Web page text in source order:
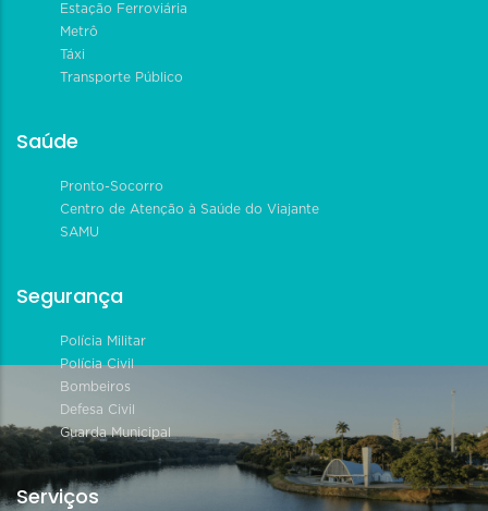
Estação Ferroviária
Metrô
Táxi
Transporte Público
Saúde
Pronto-Socorro
Centro de Atenção à Saúde do Viajante
SAMU
Segurança
Polícia Militar
Polícia Civil
Bombeiros
Defesa Civil
Guarda Municipal
Serviços